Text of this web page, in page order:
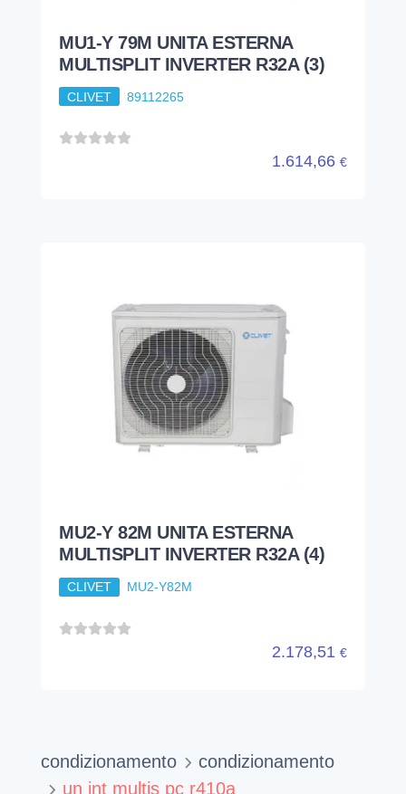
MU1-Y 79M UNITA ESTERNA
MULTISPLIT INVERTER R32A (3)
CLIVET 89112265
1.614,66 €
MU2-Y 82M UNITA ESTERNA
MULTISPLIT INVERTER R32A (4)
CLIVET MU2-Y82M
2.178,51 €
condizionamento
condizionamento
un int multis pc r410a